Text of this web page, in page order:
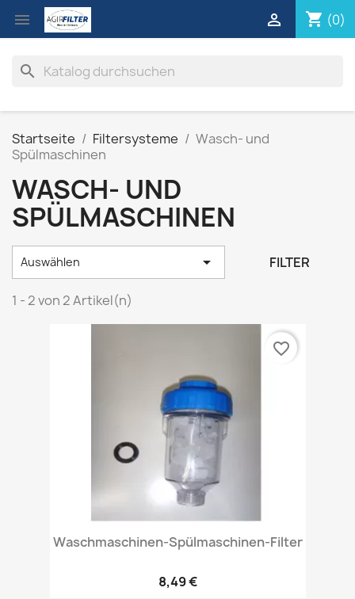
 shopping_cart (0)

search
Startseite Filtersysteme
Wasch- und
Spülmaschinen
WASCH- UND
SPÜLMASCHINEN
Auswählen  FILTER
1 - 2 von 2 Artikel(n)
Waschmaschinen-Spülmaschinen-Filter
8,49 €
favorite_border